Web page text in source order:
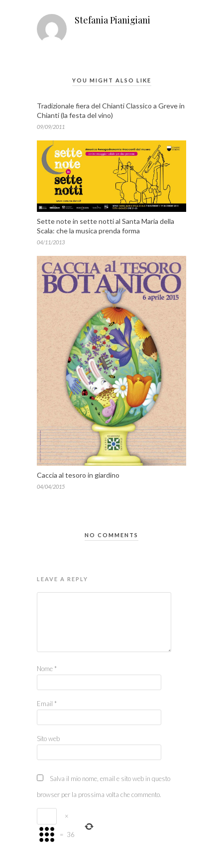
Stefania Pianigiani
YOU MIGHT ALSO LIKE
Tradizionale fiera del Chianti Classico a Greve in
Chianti (la festa del vino)
09/09/2011
Sette note in sette notti al Santa Maria della
Scala: che la musica prenda forma
04/11/2013
Caccia al tesoro in giardino
04/04/2015
NO COMMENTS
LEAVE A REPLY
Nome *
Email *
Sito web
Salva il mio nome, email e sito web in questo
browser per la prossima volta che commento.
×
= 36